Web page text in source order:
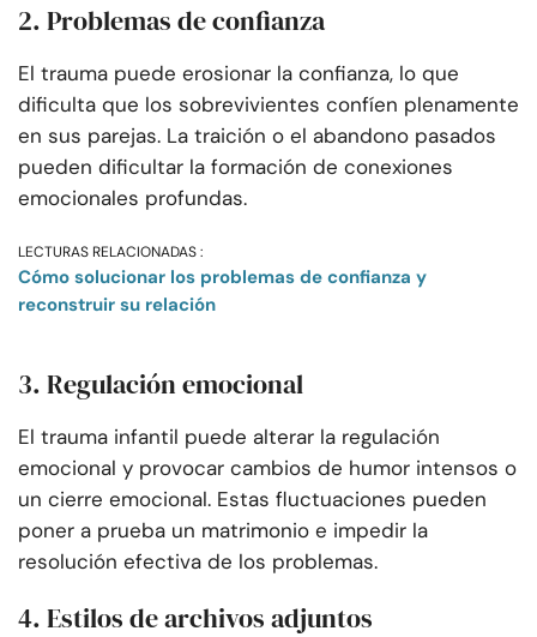
2. Problemas de confianza
El trauma puede erosionar la confianza, lo que
dificulta que los sobrevivientes confíen plenamente
en sus parejas. La traición o el abandono pasados
pueden dificultar la formación de conexiones
emocionales profundas.
LECTURAS RELACIONADAS :
Cómo solucionar los problemas de confianza y
reconstruir su relación
3. Regulación emocional
El trauma infantil puede alterar la regulación
emocional y provocar cambios de humor intensos o
un cierre emocional. Estas fluctuaciones pueden
poner a prueba un matrimonio e impedir la
resolución efectiva de los problemas.
4. Estilos de archivos adjuntos